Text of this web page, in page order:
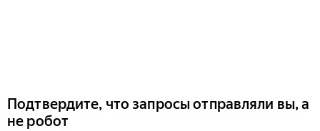
Подтвердите, что запросы отправляли вы, а
не робот